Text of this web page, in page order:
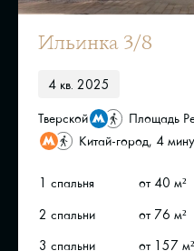
Ильинка 3/8
4 кв. 2025
Тверской
Площадь
Китай-город, 4
1 спальня от 40 м²
2 спальни
от 76 м²
3 спальни
от 157 м²